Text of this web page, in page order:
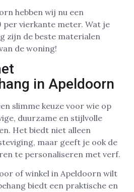
hebben wij nu een
per vierkante meter. Wat je
zijn de beste materialen
de woning!
in Apeldoorn
slimme keuze voor wie op
duurzame en stijlvolle
Het biedt niet alleen
maar geeft je ook de
te personaliseren met verf.
of winkel in Apeldoorn wilt
biedt een praktische en